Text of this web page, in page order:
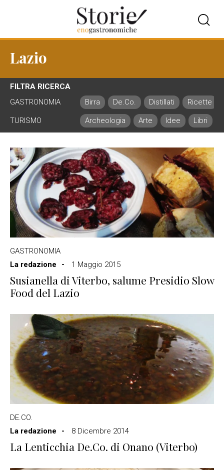
Lazio
FILTRA RICERCA
GASTRONOMIA
Birra De.Co. Distillati Ricette
TURISMO Archeologia Arte Idee Libri
GASTRONOMIA
La redazione
1 Maggio 2015
Susianella di Viterbo, salume Presidio Slow
Food del Lazio
DE.CO.
La redazione
8 Dicembre 2014
La Lenticchia De.Co. di Onano (Viterbo)